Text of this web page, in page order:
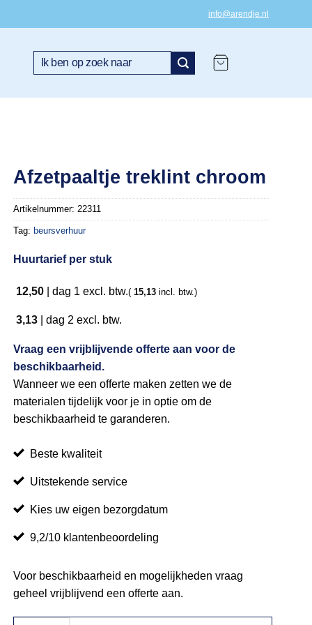
info@arendje.nl
Zoeken
Afzetpaaltje treklint chroom
Artikelnummer:22311
Tag: beursverhuur
Huurtarief per stuk
12,50 |dag 1 excl. btw.( 15,13 incl. btw.)
3,13 |dag 2 excl. btw.
Vraag een vrijblijvende offerte aan voor de
beschikbaarheid.
Wanneer we een offerte maken zetten we de
materialen tijdelijk voor je in optie om de
beschikbaarheid te garanderen.
Beste kwaliteit
Uitstekende service
Kies uw eigen bezorgdatum
9,2/10 klantenbeoordeling
Voor beschikbaarheid en mogelijkheden vraag
geheel vrijblijvend een offerte aan.